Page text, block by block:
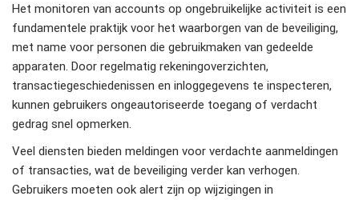
Het monitoren van accounts op ongebruikelijke activiteit is een
fundamentele praktijk voor het waarborgen van de beveiliging,
met name voor personen die gebruikmaken van gedeelde
apparaten. Door regelmatig rekeningoverzichten,
transactiegeschiedenissen en inloggegevens te inspecteren,
kunnen gebruikers ongeautoriseerde toegang of verdacht
gedrag snel opmerken.
Veel diensten bieden meldingen voor verdachte aanmeldingen
of transacties, wat de beveiliging verder kan verhogen.
Gebruikers moeten ook alert zijn op wijzigingen in